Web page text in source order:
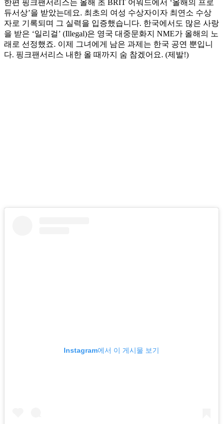
한편 핑크팬서리스는 올해 초 BRIT 어워드에서 ‘올해의 프로
듀서상’을 받았는데요. 최초의 여성 수상자이자 최연소 수상
자로 기록되며 그 실력을 입증했습니다. 한국에서도 많은 사랑
을 받은 ‘일리걸’ (Illegal)은 영국 대중문화지 NME가 올해의 노
래로 선정했죠. 이제 그녀에게 남은 과제는 한국 공연 뿐입니
다. 핑크팬서리스 내한 올 때까지 숨 참겠어요. (제발!)
Instagram에서 이 게시물 보기